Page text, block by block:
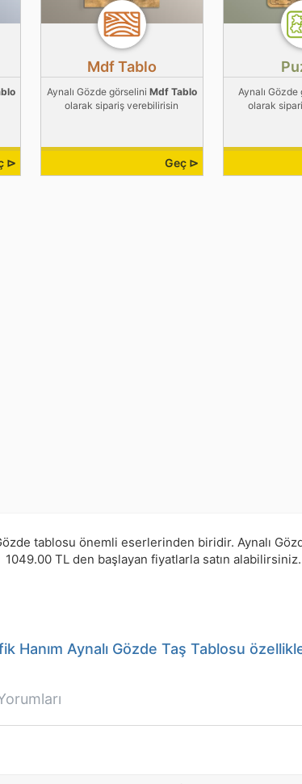
⊳
Mdf Tablo
Aynalı Gözde görselini Mdf Tablo
olarak sipariş verebilirisin
Geç ⊳
Aynalı Gözde
olarak
tablosu önemli eserlerinden biridir. Aynalı
1049.00 TL den başlayan fiyatlarla satın alabilirsiniz.
Hanım Aynalı Gözde Taş Tablosu